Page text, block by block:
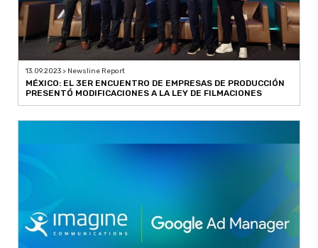
13.09.2023 > Newsline Report
MÉXICO: EL 3ER ENCUENTRO DE EMPRESAS DE PRODUCCIÓN
PRESENTÓ MODIFICACIONES A LA LEY DE FILMACIONES